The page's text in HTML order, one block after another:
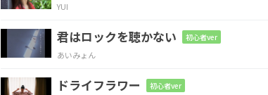
見てる前だけ 顔は晴
当
Am
たり前 かわりば
D7
えない日々が
YUI
君はロックを聴かない 初心者ver
あいみょん
ドライフラワー 初心者ver